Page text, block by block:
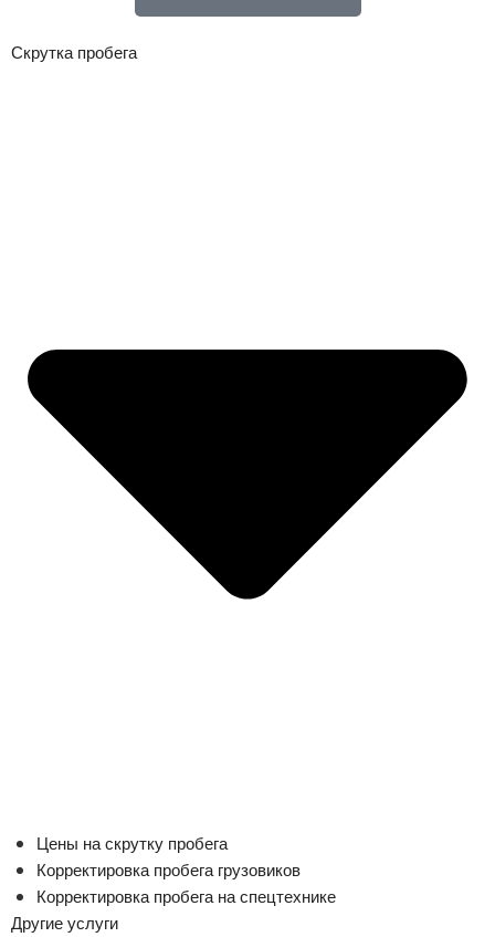
Скрутка пробега
Цены на скрутку пробега
Корректировка пробега грузовиков
Корректировка пробега на спецтехнике
Другие услуги